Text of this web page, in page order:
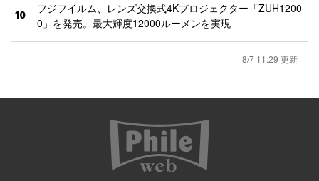
10
フジフイルム、レンズ交換式4Kプロジェクター「ZUH1200
0」を発売。最大輝度12000ルーメンを実現
8/7 11:29 更新